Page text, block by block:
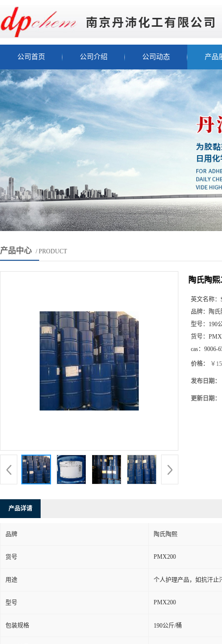
公司首页 公司介绍 公司动态 产品
产品中心 / PRODUCT
陶氏陶
英文名称：
品牌：
陶
型号： 190
货号：
cas： 9006-
价格： ￥
发布日期：
更新日期：
产品详请
品牌 陶氏陶熙
货号 PMX200
用途 个人护理产品，如抗汗止
型号 PMX200
包装规格 190公斤/桶